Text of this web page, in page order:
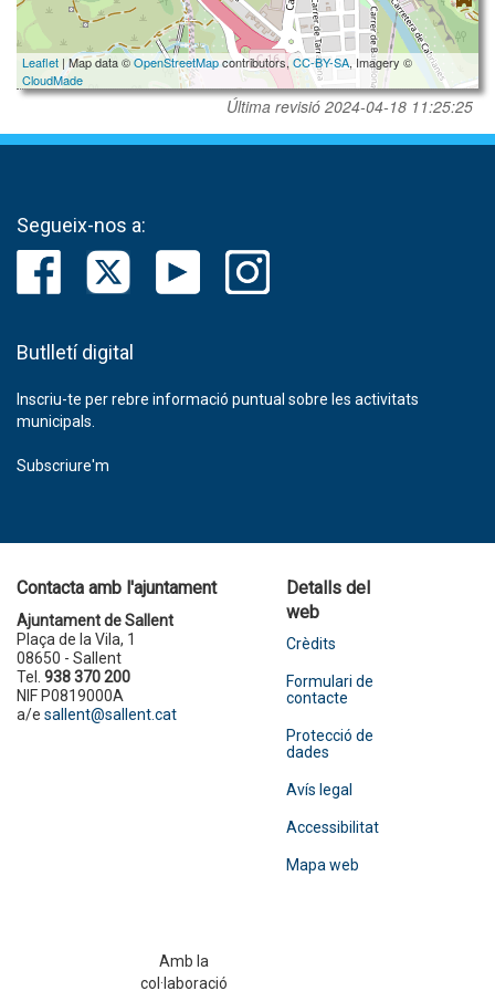
Leaflet | Map data ©OpenStreetMapcontributors,CC-BY-SA , Imagery ©
CloudMade
Última revisió 2024-04-18 11:25:25
Segueix-nos a:
Butlletí digital
Inscriu-te per rebre informació puntual sobre les activitats
municipals.
Subscriure'm
Contacta amb l'ajuntament
Ajuntament de Sallent
Plaça de la Vila, 1
08650 - Sallent
Tel. 938 370 200
NIF P0819000A
a/e sallent@sallent.cat
Detalls del
web
Crèdits
Formulari de
contacte
Protecció de
dades
Avís legal
Accessibilitat
Mapa web
Amb la
col·laboració